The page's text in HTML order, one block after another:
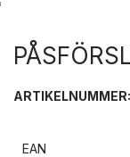
ARTIKELNUMMER:
EAN